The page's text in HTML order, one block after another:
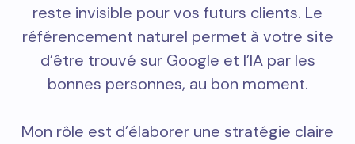
reste invisible pour vos futurs clients. Le
référencement naturel permet à votre site
d’être trouvé sur Google et l’IA par les
bonnes personnes, au bon moment.
Mon rôle est d’élaborer une stratégie claire